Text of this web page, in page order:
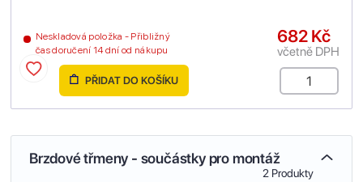
Neskladová položka - Přibližný
čas doručení 14 dní od nákupu
682 Kč
včetně DPH
PŘIDAT DO KOŠÍKU
Brzdové třmeny - součástky pro montáž
2 Produkty